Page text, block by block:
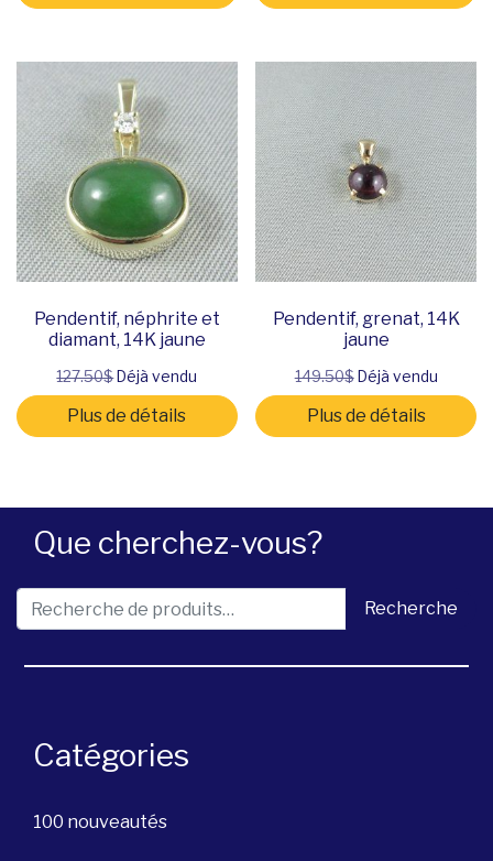
Que cherchez-vous?
Recherche pour : Recherche
Catégories
100 nouveautés
Pendentif, néphrite et
diamant, 14K jaune
127.50$Déjà vendu
Plus de détails
Pendentif, grenat, 14K
jaune
149.50$Déjà vendu
Plus de détails